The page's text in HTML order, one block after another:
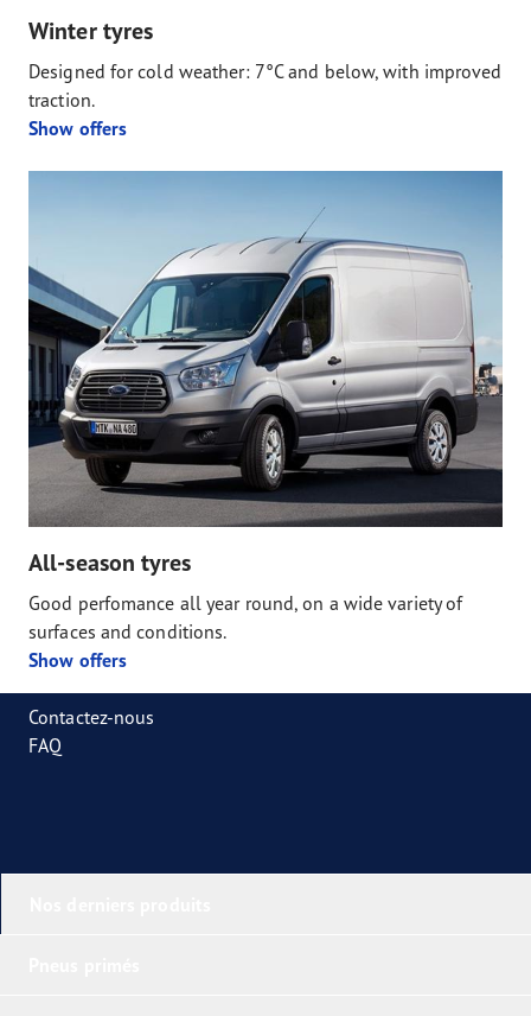
Winter tyres
Designed for cold weather: 7°C and below, with improved
traction.
Show offers
All-season tyres
Good perfomance all year round, on a wide variety of
surfaces and conditions.
Show offers
Contactez-nous
FAQ